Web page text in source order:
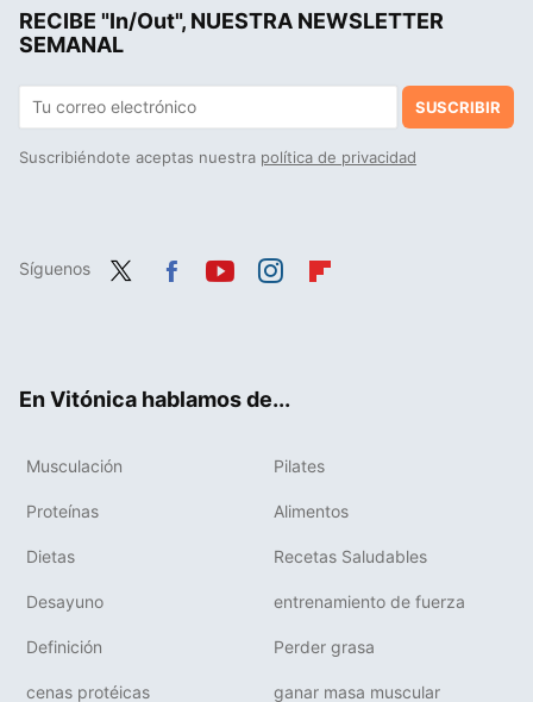
RECIBE "In/Out", NUESTRA NEWSLETTER
SEMANAL
SUSCRIBIR
Suscribiéndote aceptas nuestra política de privacidad
Síguenos
En Vitónica hablamos de...
Musculación Pilates
Proteínas Alimentos
Dietas Recetas Saludables
Desayuno entrenamiento de fuerza
Definición Perder grasa
cenas protéicas ganar masa muscular